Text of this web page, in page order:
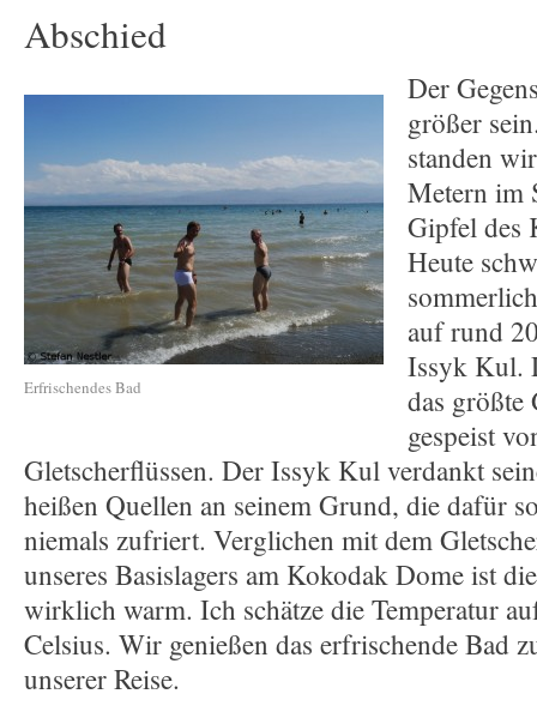
Abschied
Erfrischendes Bad
Der
größer
standen
Metern im
Gipfel des
Heute
auf rund
Issyk Kul.
das größte
gespeist
Gletscherflüssen. Der Issyk Kul verdankt
heißen Quellen an seinem Grund, die dafür
niemals zufriert. Verglichen mit dem
unseres Basislagers am Kokodak Dome ist
wirklich warm. Ich schätze die Temperatur
Celsius. Wir genießen das erfrischende Bad
unserer Reise.